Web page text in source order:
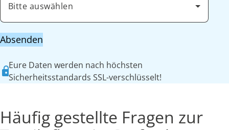
Bitte auswählen
Absenden
Eure Daten werden nach höchsten
Sicherheitsstandards SSL-verschlüsselt!
Häufig gestellte Fragen zur